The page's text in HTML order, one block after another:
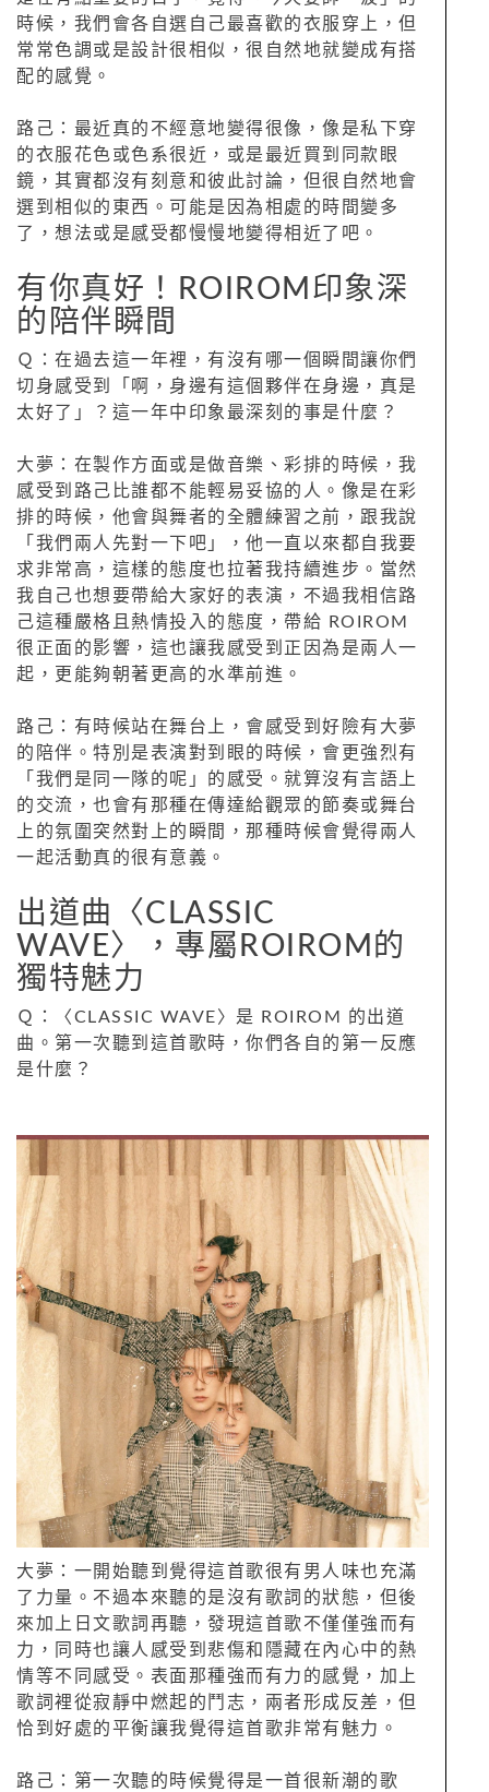
時候，我們會各自選自己最喜歡的衣服穿上，但
常常色調或是設計很相似，很自然地就變成有搭
配的感覺。
路己：最近真的不經意地變得很像，像是私下穿
的衣服花色或色系很近，或是最近買到同款眼
鏡，其實都沒有刻意和彼此討論，但很自然地會
選到相似的東西。可能是因為相處的時間變多
了，想法或是感受都慢慢地變得相近了吧。
有你真好！ROIROM印象深
的陪伴瞬間
Ｑ：在過去這一年裡，有沒有哪一個瞬間讓你們
切身感受到「啊，身邊有這個夥伴在身邊，真是
太好了」？這一年中印象最深刻的事是什麼？
大夢：在製作方面或是做音樂、彩排的時候，我
感受到路己比誰都不能輕易妥協的人。像是在彩
排的時候，他會與舞者的全體練習之前，跟我說
「我們兩人先對一下吧」，他一直以來都自我要
求非常高，這樣的態度也拉著我持續進步。當然
我自己也想要帶給大家好的表演，不過我相信路
己這種嚴格且熱情投入的態度，帶給 ROIROM
很正面的影響，這也讓我感受到正因為是兩人一
起，更能夠朝著更高的水準前進。
路己：有時候站在舞台上，會感受到好險有大夢
的陪伴。特別是表演對到眼的時候，會更強烈有
「我們是同一隊的呢」的感受。就算沒有言語上
的交流，也會有那種在傳達給觀眾的節奏或舞台
上的氛圍突然對上的瞬間，那種時候會覺得兩人
一起活動真的很有意義。
出道曲〈CLASSIC
WAVE〉，專屬ROIROM的
獨特魅力
Ｑ：〈CLASSIC WAVE〉是 ROIROM 的出道
曲。第一次聽到這首歌時，你們各自的第一反應
是什麼？
大夢：一開始聽到覺得這首歌很有男人味也充滿
了力量。不過本來聽的是沒有歌詞的狀態，但後
來加上日文歌詞再聽，發現這首歌不僅僅強而有
力，同時也讓人感受到悲傷和隱藏在內心中的熱
情等不同感受。表面那種強而有力的感覺，加上
歌詞裡從寂靜中燃起的鬥志，兩者形成反差，但
恰到好處的平衡讓我覺得這首歌非常有魅力。
路己：第一次聽的時候覺得是一首很新潮的歌